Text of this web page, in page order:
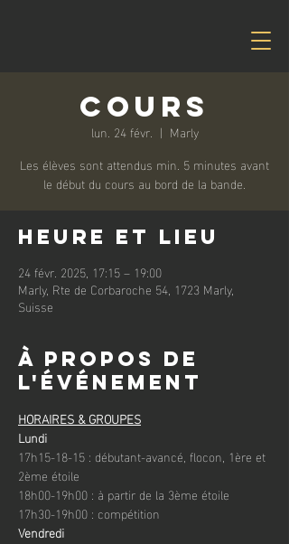
Cours
lun. 24 févr.
  |
Marly
Les élèves sont attendus min. 5 minutes avant
le début du cours au bord de la bande.
Heure et lieu
24 févr. 2025, 17:15 – 19:00
Marly, Rte de Corbaroche 54, 1723 Marly,
Suisse
À propos de
l'événement
HORAIRES & GROUPES
Lundi
17h15-18-15 : débutant-avancé, flocon, 1ère et
2ème étoile
18h00-19h00 : à partir de la 3ème étoile
17h30-19h00 : compétition
Vendredi